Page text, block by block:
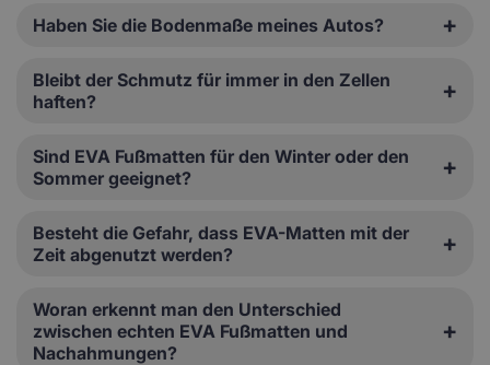
Haben Sie die Bodenmaße meines Autos?
Bleibt der Schmutz für immer in den Zellen
haften?
Sind EVA Fußmatten für den Winter oder den
Sommer geeignet?
Besteht die Gefahr, dass EVA-Matten mit der
Zeit abgenutzt werden?
Woran erkennt man den Unterschied
zwischen echten EVA Fußmatten und
Nachahmungen?